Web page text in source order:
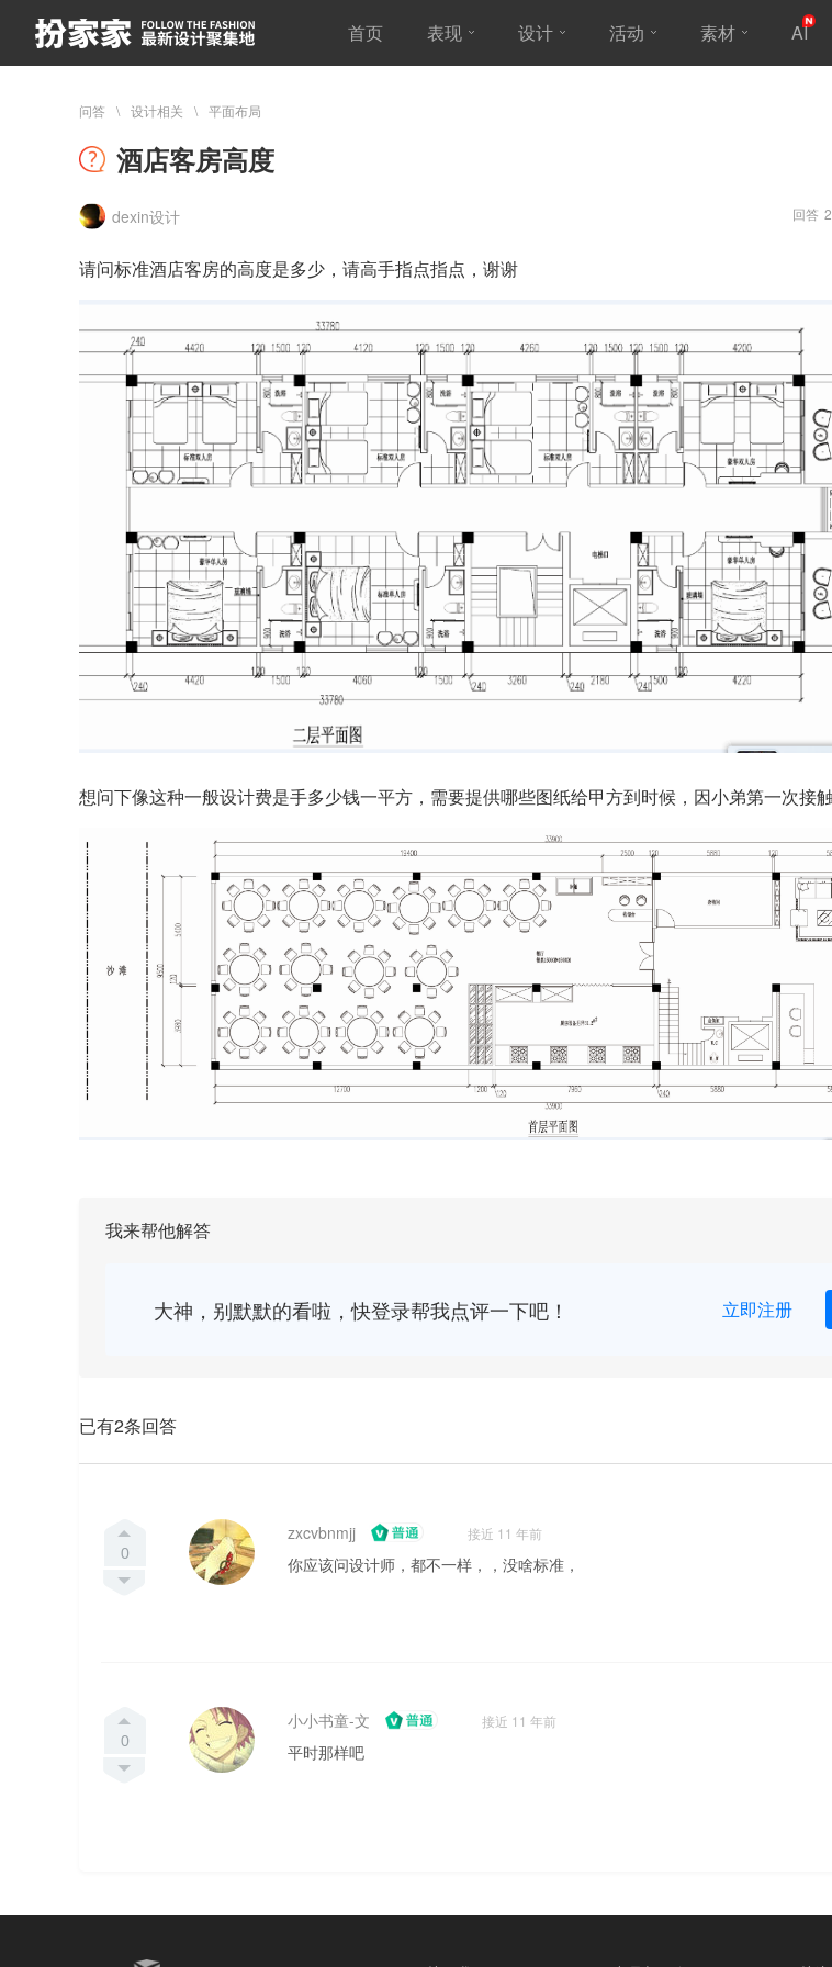
首页 表现 设计 活动 素材 AI
问答 设计相关 平面布局
酒店客房高度
dexin设计 回答 2
请问标准酒店客房的高度是多少，请高手指点指点，谢谢
想问下像这种一般设计费是手多少钱一平方，需要提供哪些图纸给甲方到时候，因小弟第一次接
我来帮他解答
大神，别默默的看啦，快登录帮我点评一下吧！ 立即注册
已有2条回答
0
zxcvbnmjj 接近 11 年前
你应该问设计师，都不一样，，没啥标准，
0
小小书童-文 接近 11 年前
平时那样吧